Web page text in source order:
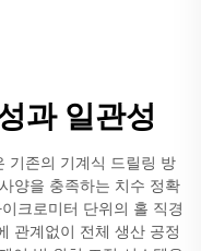
과 일관성
기존의 기계식 드릴링 방
양을 충족하는 치수 정확
크로미터 단위의 홀 직경
관계없이 전체 생산 공정